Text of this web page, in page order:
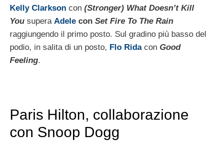
Kelly Clarkson con (Stronger) What Doesn’t Kill
You supera Adele con Set Fire To The Rain
raggiungendo il primo posto. Sul gradino più basso del
podio, in salita di un posto, Flo Ridacon Good
Feeling.
Paris Hilton, collaborazione
con Snoop Dogg